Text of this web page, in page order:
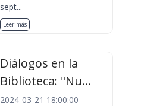
sept...
Leer más
Diálogos en la
Biblioteca: "Nu...
2024-03-21 18:00:00